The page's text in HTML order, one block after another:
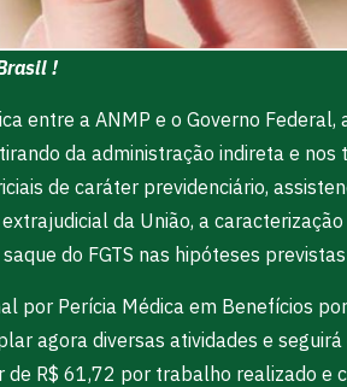
!
entre a ANMP e o Governo
da administração indireta e
de caráter previdenciário,
da União, a
do FGTS nas hipóteses
por Perícia Médica em Benefícios
agora diversas atividades e
R$ 61,72 por trabalho realizado